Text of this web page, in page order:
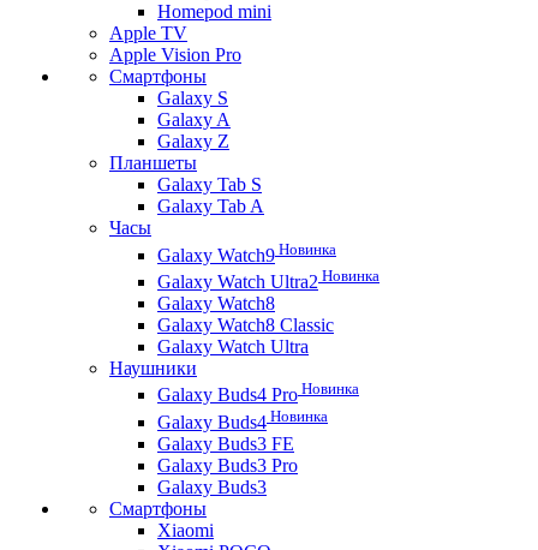
Homepod mini
Apple TV
Apple Vision Pro
Смартфоны
Galaxy S
Galaxy A
Galaxy Z
Планшеты
Galaxy Tab S
Galaxy Tab A
Часы
Galaxy Watch9 Новинка
Galaxy Watch Ultra2 Новинка
Galaxy Watch8
Galaxy Watch8 Classic
Galaxy Watch Ultra
Наушники
Galaxy Buds4 Pro Новинка
Galaxy Buds4 Новинка
Galaxy Buds3 FE
Galaxy Buds3 Pro
Galaxy Buds3
Смартфоны
Xiaomi